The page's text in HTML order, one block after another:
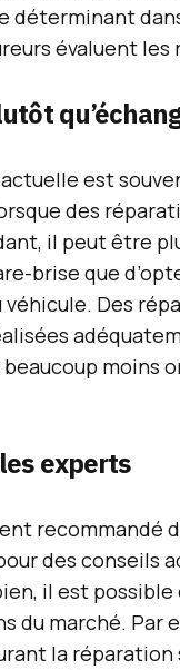
déterminant
évaluent les
est
des
il peut être
brise que
véhicule. Des
moins
experts
recommandé
des conseils
il est
du marché. Par
la réparation